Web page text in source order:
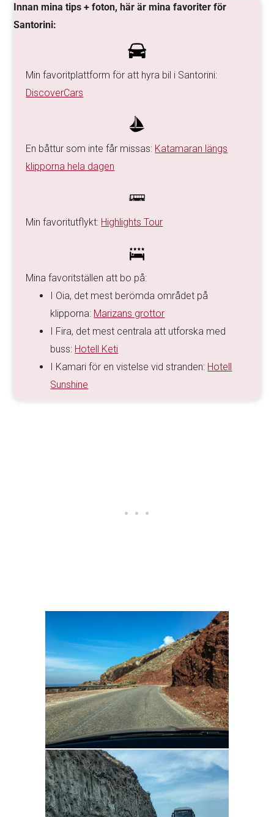
Innan mina tips + foton, här är mina favoriter för
Santorini:
Min favoritplattform för att hyra bil i Santorini:
DiscoverCars
En båttur som inte får missas: Katamaran längs
klipporna hela dagen
Min favoritutflykt: Highlights Tour
Mina favoritställen att bo på:
I Oia, det mest berömda området på
klipporna: Marizans grottor
I Fira, det mest centrala att utforska med
buss: Hotell Keti
I Kamari för en vistelse vid stranden: Hotell
Sunshine